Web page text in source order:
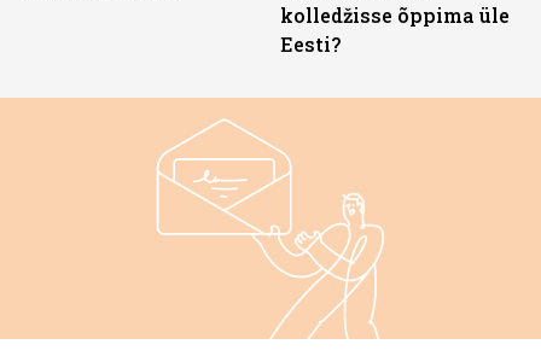
kolledžisse õppima üle
Eesti?